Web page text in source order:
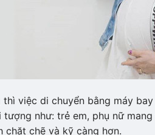
việc di chuyển bằng máy
như: trẻ em, phụ nữ
chẽ và kỹ càng hơn.